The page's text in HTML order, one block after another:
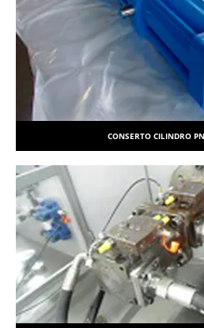
CONSERTO CILINDRO